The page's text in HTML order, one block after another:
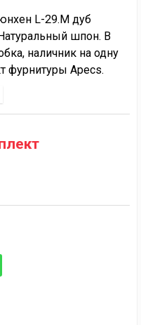
L-29.M дуб
шпон. В
наличник на одну
фурнитуры Apecs.